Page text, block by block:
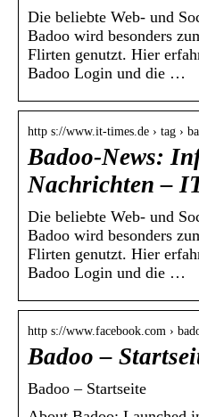
Die beliebte Web- und
Badoo wird besonders
Flirten genutzt. Hier
Badoo Login und die …
http s://www.it-times.de › tag ›
Badoo-News:
Nachrichten –
Die beliebte Web- und
Badoo wird besonders
Flirten genutzt. Hier
Badoo Login und die …
http s://www.facebook.com ›
Badoo –
Badoo – Startseite